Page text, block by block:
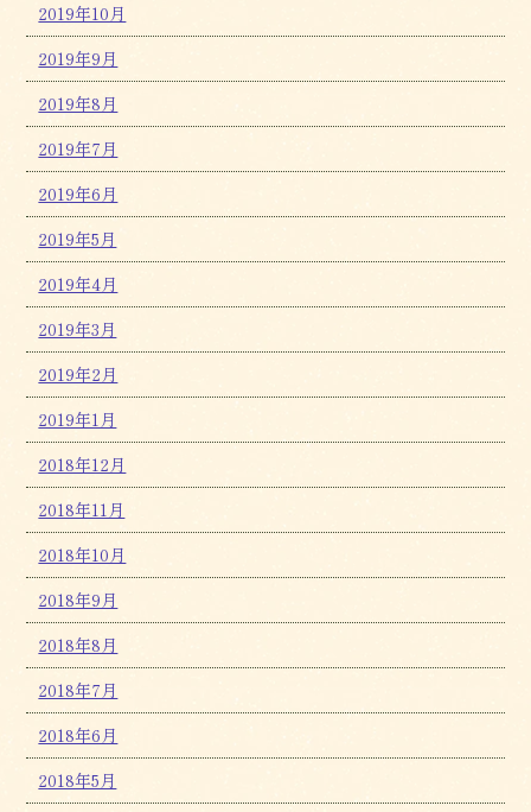
2019年10月
2019年9月
2019年8月
2019年7月
2019年6月
2019年5月
2019年4月
2019年3月
2019年2月
2019年1月
2018年12月
2018年11月
2018年10月
2018年9月
2018年8月
2018年7月
2018年6月
2018年5月